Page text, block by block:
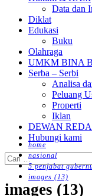
Data dan
Diklat
Edukasi
Buku
Olahraga
UMKM BINA
Serba – Serbi
Analisa
Peluang
Properti
Iklan
DEWAN
Hubungi kami
Cari
untuk:
home
nasional
5 penjabat
images (13)
images (13)